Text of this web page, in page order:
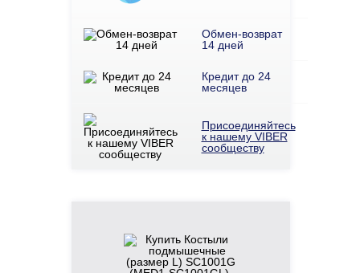
Обмен-возврат
14 дней
Кредит до 24
месяцев
Присоединяйтесь
к нашему VIBER
сообществу